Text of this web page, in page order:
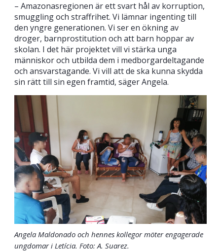
– Amazonasregionen är ett svart hål av korruption,
smuggling och straffrihet. Vi lämnar ingenting till
den yngre generationen. Vi ser en ökning av
droger, barnprostitution och att barn hoppar av
skolan. I det här projektet vill vi stärka unga
människor och utbilda dem i medborgardeltagande
och ansvarstagande. Vi vill att de ska kunna skydda
sin rätt till sin egen framtid, säger Angela.
Angela Maldonado och hennes kollegor möter engagerade
ungdomar i Letícia. Foto: A. Suarez.